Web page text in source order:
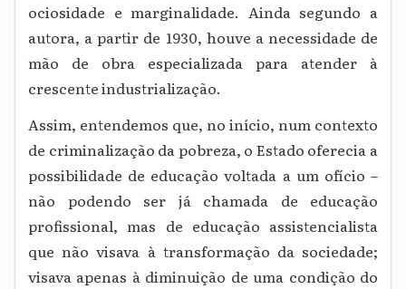
ociosidade e marginalidade. Ainda segundo a
autora, a partir de 1930, houve a necessidade de
mão de obra especializada para atender à
crescente industrialização.
Assim, entendemos que, no início, num contexto
de criminalização da pobreza, o Estado oferecia a
possibilidade de educação voltada a um ofício –
não podendo ser já chamada de educação
profissional, mas de educação assistencialista
que não visava à transformação da sociedade;
visava apenas à diminuição de uma condição do